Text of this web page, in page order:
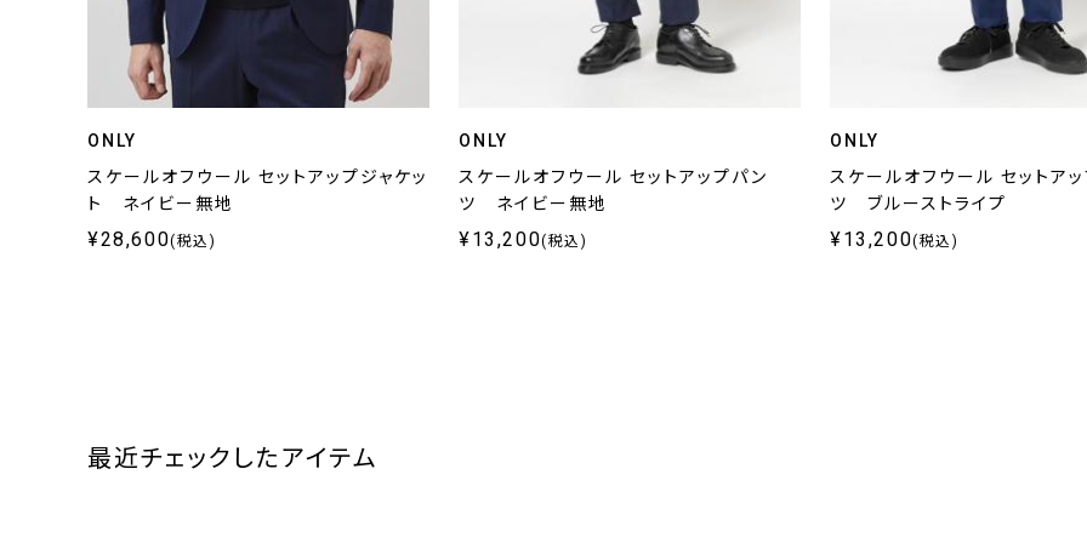
ONLY
スケールオフウール セットアップジャケッ
ト ネイビー無地
¥28,600(税込)
ONLY
スケールオフウール セットアップパン
ツ ネイビー無地
¥13,200(税込)
ONLY
スケールオフウール セットア
ツ ブルーストライプ
¥13,200(税込)
最近チェックしたアイテム